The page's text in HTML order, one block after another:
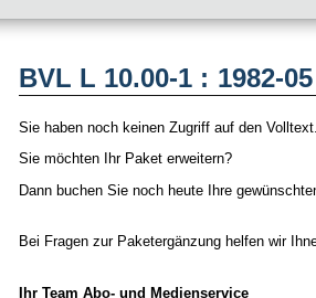
BVL L 10.00-1 : 1982-05
Sie haben noch keinen Zugriff auf den Volltext.
Sie möchten Ihr Paket erweitern?
Dann buchen Sie noch heute Ihre
Bei Fragen zur Paketergänzung helfen wir
Ihr Team Abo- und Medienservice